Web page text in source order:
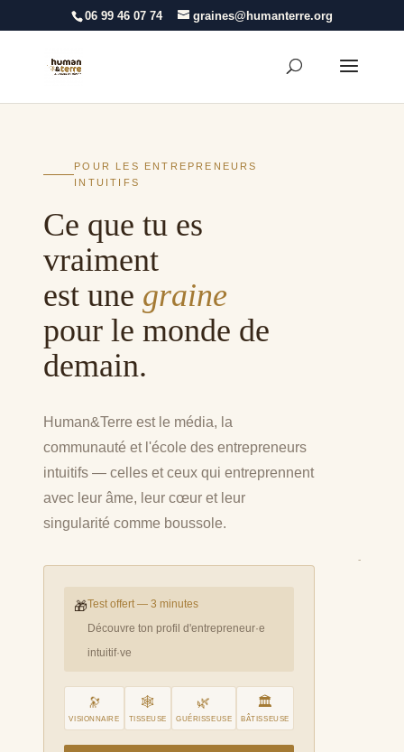
06 99 46 07 74 graines@humanterre.org
POUR LES ENTREPRENEURS
INTUITIFS
Ce que tu es
vraiment
est une graine
pour le monde de
demain.
Human&Terre est le média, la
communauté et l'école des entrepreneurs
intuitifs — celles et ceux qui entreprennent
avec leur âme, leur cœur et leur
singularité comme boussole.
🎁Test offert — 3 minutes
Découvre ton profil d'entrepreneur·e
intuitif·ve
🔭
VISIONNAIRE
🕸
TISSEUSE
🌿
GUÉRISSEUSE
🏛
BÂTISSEUSE